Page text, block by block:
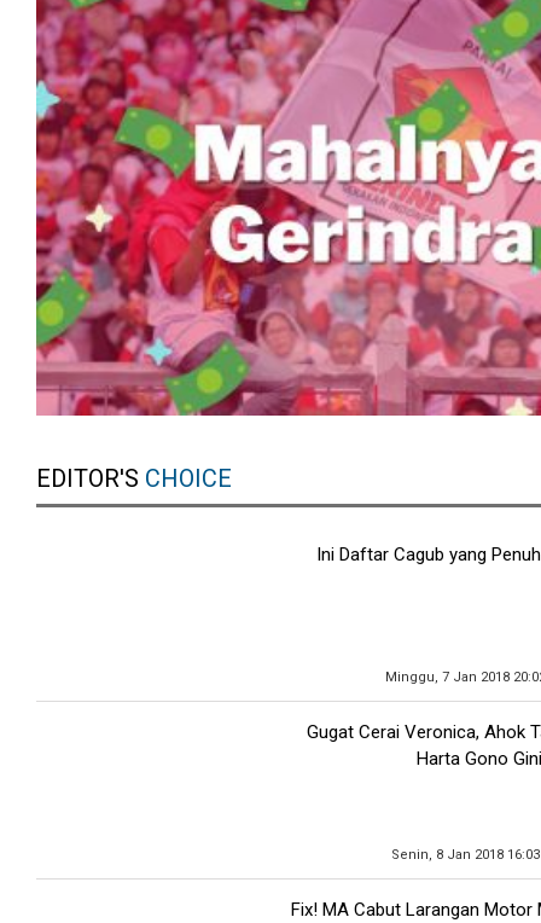
EDITOR'S CHOICE
Ini Daftar Cagub yang
Minggu, 7 Jan 2018
Gugat Cerai Veronica, Ahok
Harta Gono
Senin, 8 Jan 2018
Fix! MA Cabut Larangan Motor